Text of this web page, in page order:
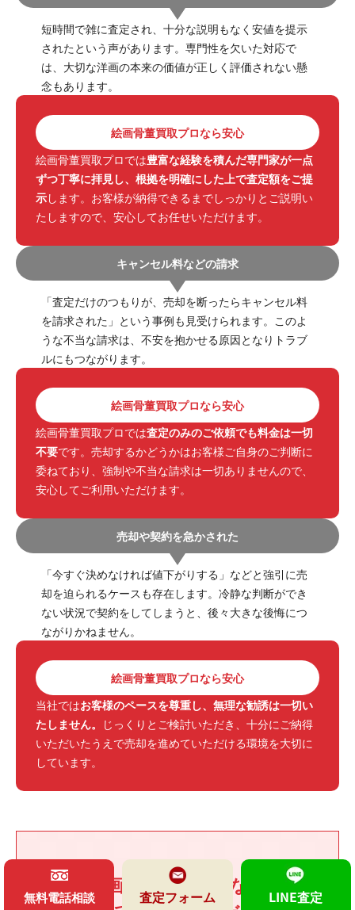
短時間で雑に査定され、十分な説明もなく安値を提示
されたという声があります。専門性を欠いた対応で
は、大切な洋画の本来の価値が正しく評価されない懸
念もあります。
絵画骨董買取プロなら安心
絵画骨董買取プロでは豊富な経験を積んだ専門家が一点
ずつ丁寧に拝見し、根拠を明確にした上で査定額をご提
示します。お客様が納得できるまでしっかりとご説明い
たしますので、安心してお任せいただけます。
キャンセル料などの請求
「査定だけのつもりが、売却を断ったらキャンセル料
を請求された」という事例も見受けられます。このよ
うな不当な請求は、不安を抱かせる原因となりトラブ
ルにもつながります。
絵画骨董買取プロなら安心
絵画骨董買取プロでは査定のみのご依頼でも料金は一切
不要です。売却するかどうかはお客様ご自身のご判断に
委ねており、強制や不当な請求は一切ありませんので、
安心してご利用いただけます。
売却や契約を急かされた
「今すぐ決めなければ値下がりする」などと強引に売
却を迫られるケースも存在します。冷静な判断ができ
ない状況で契約をしてしまうと、後々大きな後悔につ
ながりかねません。
絵画骨董買取プロなら安心
当社ではお客様のペースを尊重し、無理な勧誘は一切い
たしません。 じっくりとご検討いただき、十分にご納得
いただいたうえで売却を進めていただける環境を大切に
しています。
絵画骨董買取プロなら
無料電話相談 査定フォーム LINE査定